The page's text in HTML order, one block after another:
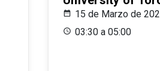
15 de Marzo de
03:30 a 05:00